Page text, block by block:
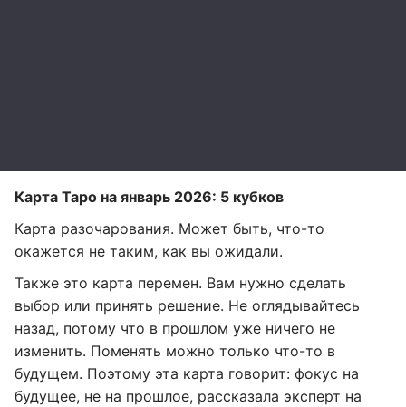
Карта Таро на январь 2026: 5 кубков
Карта разочарования. Может быть, что-то
окажется не таким, как вы ожидали.
Также это карта перемен. Вам нужно сделать
выбор или принять решение. Не оглядывайтесь
назад, потому что в прошлом уже ничего не
изменить. Поменять можно только что-то в
будущем. Поэтому эта карта говорит: фокус на
будущее, не на прошлое, рассказала эксперт на